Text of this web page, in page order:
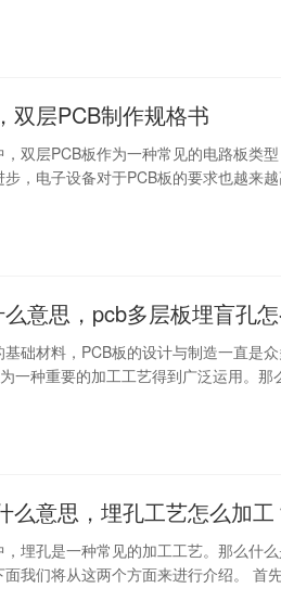
双层PCB制作规格书
双层PCB板作为一种常见的电路板类型
，电子设备对于PCB板的要求也越来
意思，pcb多层板埋盲孔
础材料，PCB板的设计与制造一直是
一种重要的加工工艺得到广泛运用。那
么意思，埋孔工艺怎么加工
埋孔是一种常见的加工工艺。那么什
我们将从这两个方面来进行介绍。 首